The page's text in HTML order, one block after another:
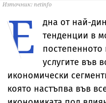
Източник: netinfo
Е
дна от най-
тенденции в
постепенното
услугите във
икономически
която настъпва във